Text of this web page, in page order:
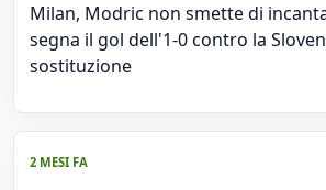
Milan, Modric non smette di
segna il gol dell'1-0 contro la
sostituzione
2 MESI FA